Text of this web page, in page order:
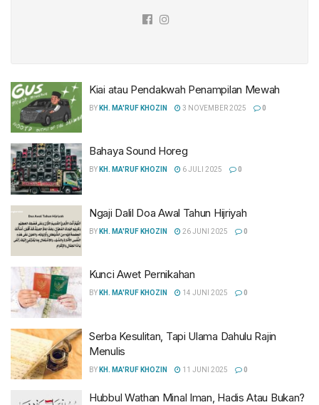
Kiai atau Pendakwah Penampilan Mewah
BY KH. MA'RUF KHOZIN 3 NOVEMBER 2025 0
Bahaya Sound Horeg
BY KH. MA'RUF KHOZIN 6 JULI 2025 0
Ngaji Dalil Doa Awal Tahun Hijriyah
BY KH. MA'RUF KHOZIN 26 JUNI 2025 0
Kunci Awet Pernikahan
BY KH. MA'RUF KHOZIN 14 JUNI 2025 0
Serba Kesulitan, Tapi Ulama Dahulu Rajin
Menulis
BY KH. MA'RUF KHOZIN 11 JUNI 2025 0
Hubbul Wathan Minal Iman, Hadis Atau Bukan?